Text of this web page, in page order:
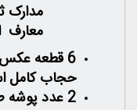
مدارک
معارف
حجاب کامل
2 عدد پوشه طلقی سبز